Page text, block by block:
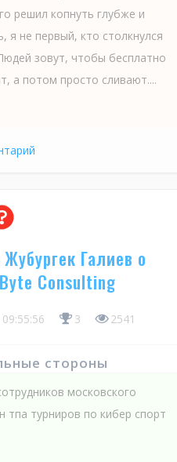
решил копнуть глубже и
не первый, кто столкнулся
зовут, чтобы бесплатно
а потом просто сливают....
Галиев о
Consulting
3 2541
стороны
московского
тпа турниров по кибер спорт